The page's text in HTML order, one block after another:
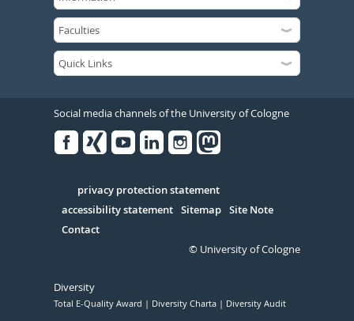
Social media channels of the University of Cologne
Serivce
privacy protection statement
accessibility statement Sitemap Site Note
Contact
© University of Cologne
Diversity
Total E-Quality Award Diversity Charta Diversity Audit